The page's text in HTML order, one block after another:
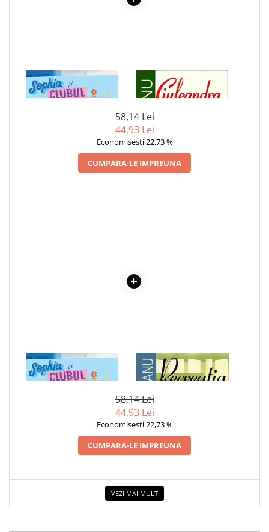
1 x SOPHIA SI CLUBUL
CORNER PARK
1 x CIULEANDRA
58,14 Lei
44,93 Lei
Economisesti 22,73 %
CUMPARA-LE IMPREUNA
1 x SOPHIA SI CLUBUL
CORNER PARK
1 x RECREATIA MARE
58,14 Lei
44,93 Lei
Economisesti 22,73 %
CUMPARA-LE IMPREUNA
VEZI MAI MULT